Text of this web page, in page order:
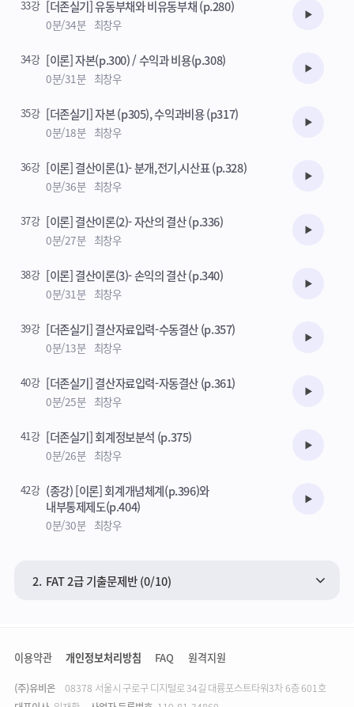
33강 [더존실기] 유동부채와 비유동부채 (p.280)
0분/34분 최창우 수강준비
34강 [이론] 자본(p.300) / 수익과 비용(p.308)
0분/31분 최창우 수강준비
35강 [더존실기] 자본 (p305), 수익과비용 (p317)
0분/18분 최창우 수강준비
36강 [이론] 결산이론(1)- 분개,전기,시산표 (p.328)
0분/36분 최창우 수강준비
37강 [이론] 결산이론(2)- 자산의 결산 (p.336)
0분/27분 최창우 수강준비
38강 [이론] 결산이론(3)- 손익의 결산 (p.340)
0분/31분 최창우 수강준비
39강 [더존실기] 결산자료입력-수동결산 (p.357)
0분/13분 최창우 수강준비
40강 [더존실기] 결산자료입력-자동결산 (p.361)
0분/25분 최창우 수강준비
41강 [더존실기] 회계정보분석 (p.375)
0분/26분 최창우 수강준비
42강 (종강) [이론] 회계개념체계(p.396)와
내부통제제도(p.404)
0분/30분 최창우
수강준비
2. FAT 2급 기출문제반 (0/10)
이용약관 개인정보처리방침 FAQ 원격지원
(주)유비온 주소
08378 서울시 구로구 디지털로 34길 대륭포스트타워3차 6층 601호